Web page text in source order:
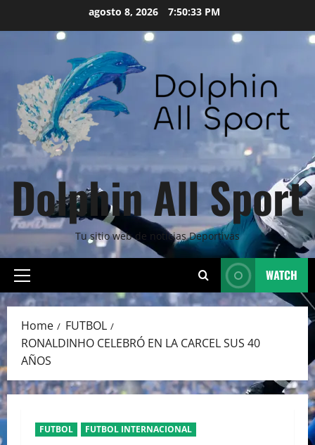
agosto 8, 2026 7:50:35 PM
Dolphin All Sport
Tu sitio web de noticias Deportivas
Primary
Menu
WATCH
Home
FUTBOL
RONALDINHO CELEBRÓ EN LA CARCEL SUS 40
AÑOS
FUTBOL FUTBOL INTERNACIONAL